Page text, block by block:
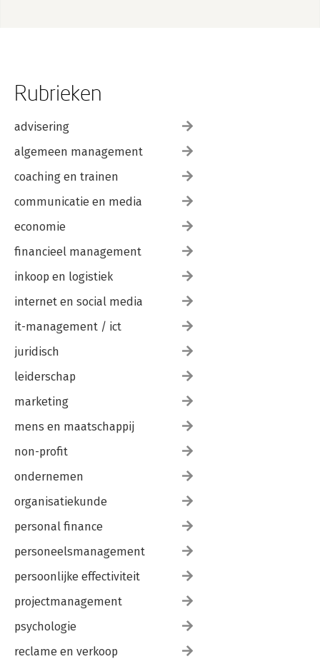
Rubrieken
advisering
algemeen management
coaching en trainen
communicatie en media
economie
financieel management
inkoop en logistiek
internet en social media
it-management / ict
juridisch
leiderschap
marketing
mens en maatschappij
non-profit
ondernemen
organisatiekunde
personal finance
personeelsmanagement
persoonlijke effectiviteit
projectmanagement
psychologie
reclame en verkoop